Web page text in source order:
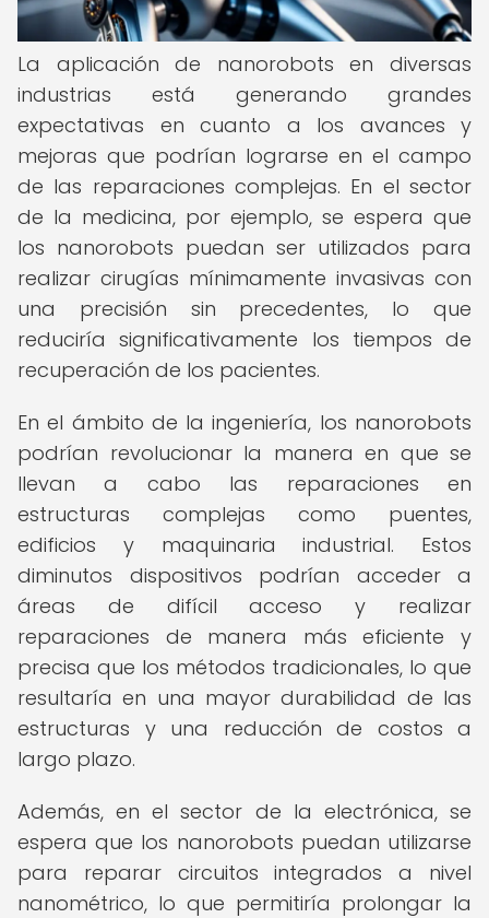
La aplicación de nanorobots en diversas
industrias está generando grandes
expectativas en cuanto a los avances y
mejoras que podrían lograrse en el campo
de las reparaciones complejas. En el sector
de la medicina, por ejemplo, se espera que
los nanorobots puedan ser utilizados para
realizar cirugías mínimamente invasivas con
una precisión sin precedentes, lo que
reduciría significativamente los tiempos de
recuperación de los pacientes.
En el ámbito de la ingeniería, los nanorobots
podrían revolucionar la manera en que se
llevan a cabo las reparaciones en
estructuras complejas como puentes,
edificios y maquinaria industrial. Estos
diminutos dispositivos podrían acceder a
áreas de difícil acceso y realizar
reparaciones de manera más eficiente y
precisa que los métodos tradicionales, lo que
resultaría en una mayor durabilidad de las
estructuras y una reducción de costos a
largo plazo.
Además, en el sector de la electrónica, se
espera que los nanorobots puedan utilizarse
para reparar circuitos integrados a nivel
nanométrico, lo que permitiría prolongar la